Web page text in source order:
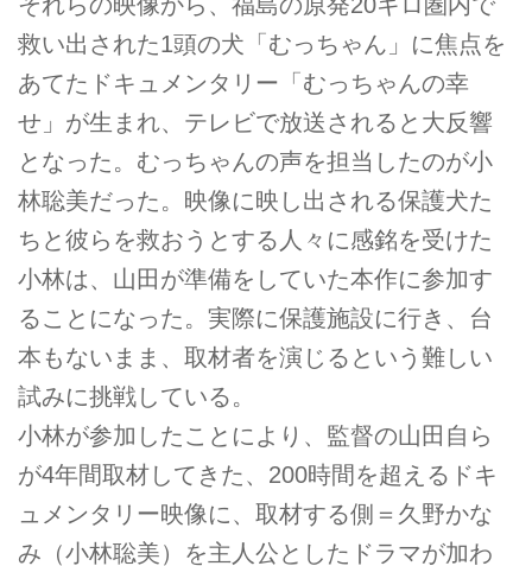
救い出された1頭の犬「むっちゃん」に焦点を
あてたドキュメンタリー「むっちゃんの幸
せ」が生まれ、テレビで放送されると大反響
となった。むっちゃんの声を担当したのが小
林聡美だった。映像に映し出される保護犬た
ちと彼らを救おうとする人々に感銘を受けた
小林は、山田が準備をしていた本作に参加す
ることになった。実際に保護施設に行き、台
本もないまま、取材者を演じるという難しい
試みに挑戦している。
小林が参加したことにより、監督の山田自ら
が4年間取材してきた、200時間を超えるドキ
ュメンタリー映像に、取材する側＝久野かな
み（小林聡美）を主人公としたドラマが加わ